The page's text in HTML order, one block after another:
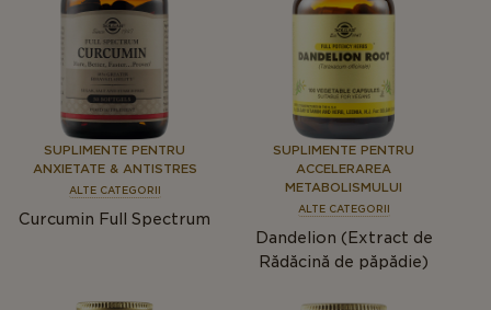
SUPLIMENTE PENTRU
ANXIETATE & ANTISTRES
ALTE CATEGORII
Curcumin Full Spectrum
SUPLIMENTE PENTRU
ACCELERAREA
METABOLISMULUI
ALTE CATEGORII
Dandelion (Extract de
Rădăcină de păpădie)